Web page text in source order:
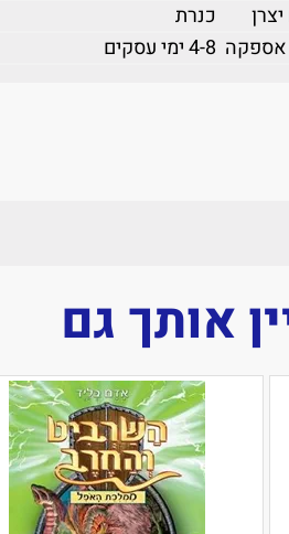
כנרת
אספקה 4-8 ימי עסקים
אותך גם